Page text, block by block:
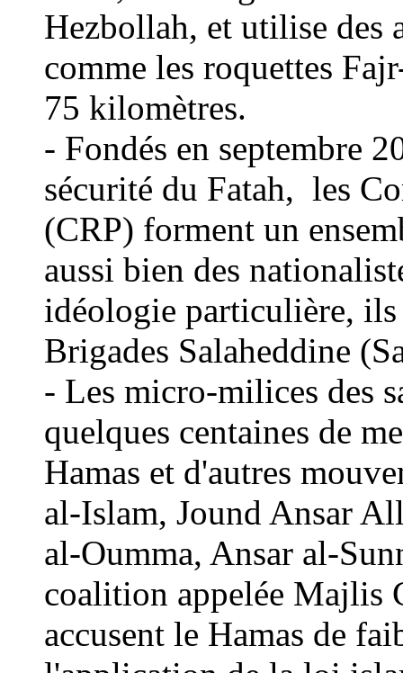
Hezbollah, et utilise des
comme les roquettes
75 kilomètres.
- Fondés en septembre
sécurité du Fatah, les
(CRP) forment un
aussi bien des
idéologie particulière,
Brigades Salaheddine
- Les micro-milices des
quelques centaines de
Hamas et d'autres
al-Islam, Jound Ansar
al-Oumma, Ansar al-
coalition appelée Majlis
accusent le Hamas de